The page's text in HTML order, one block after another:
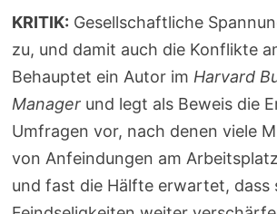
KRITIK: Gesellschaftliche
zu, und damit auch die Konflikte
Behauptet ein Autor im Harvard
Manager und legt als Beweis die
Umfragen vor, nach denen viele
von Anfeindungen am
und fast die Hälfte erwartet, dass